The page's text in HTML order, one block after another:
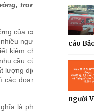
trong
của các
người
kiệm cho
cầu của
lượng dịch
doanh
là phải
cáo
người